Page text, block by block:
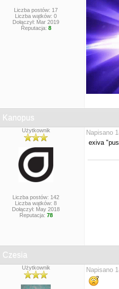
Liczba postów: 17
Liczba wątków: 0
Dołączył: Mar 2019
Reputacja: 8
Kanopus
Użytkownik
Liczba postów: 142
Liczba wątków: 8
Dołączył: May 2018
Reputacja: 78
Napisano
exiva
Czesia
Użytkownik Napisano